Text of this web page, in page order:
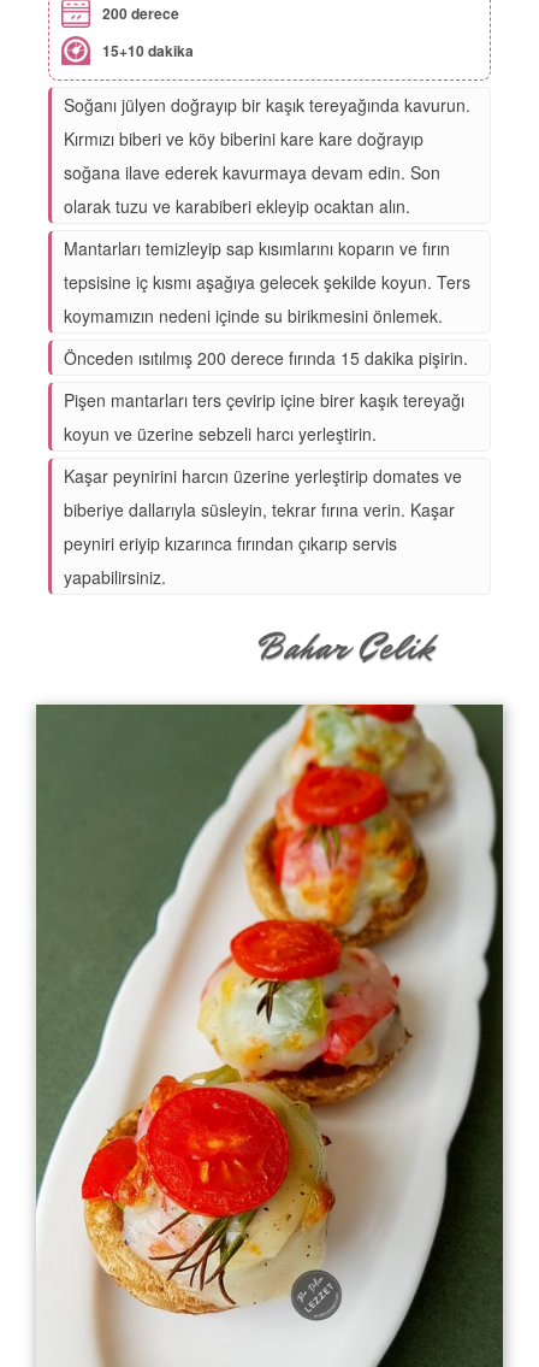
200 derece
15+10 dakika
Soğanı jülyen doğrayıp bir kaşık tereyağında kavurun.
Kırmızı biberi ve köy biberini kare kare doğrayıp
soğana ilave ederek kavurmaya devam edin. Son
olarak tuzu ve karabiberi ekleyip ocaktan alın.
Mantarları temizleyip sap kısımlarını koparın ve fırın
tepsisine iç kısmı aşağıya gelecek şekilde koyun. Ters
koymamızın nedeni içinde su birikmesini önlemek.
Önceden ısıtılmış 200 derece fırında 15 dakika pişirin.
Pişen mantarları ters çevirip içine birer kaşık tereyağı
koyun ve üzerine sebzeli harcı yerleştirin.
Kaşar peynirini harcın üzerine yerleştirip domates ve
biberiye dallarıyla süsleyin, tekrar fırına verin. Kaşar
peyniri eriyip kızarınca fırından çıkarıp servis
yapabilirsiniz.